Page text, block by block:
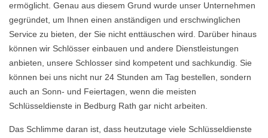
ermöglicht. Genau aus diesem Grund wurde unser Unternehmen
gegründet, um Ihnen einen anständigen und erschwinglichen
Service zu bieten, der Sie nicht enttäuschen wird. Darüber hinaus
können wir Schlösser einbauen und andere Dienstleistungen
anbieten, unsere Schlosser sind kompetent und sachkundig. Sie
können bei uns nicht nur 24 Stunden am Tag bestellen, sondern
auch an Sonn- und Feiertagen, wenn die meisten
Schlüsseldienste in Bedburg Rath gar nicht arbeiten.
Das Schlimme daran ist, dass heutzutage viele Schlüsseldienste